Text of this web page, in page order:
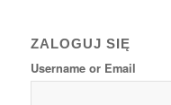
ZALOGUJ SIĘ
Username or Email